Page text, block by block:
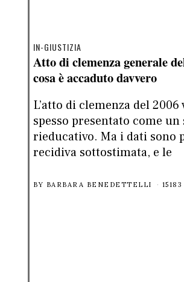
IN-GIUSTIZIA
Atto di clemenza generale
cosa è accaduto davvero
L’atto di clemenza del 2006
spesso presentato come un
rieducativo. Ma i dati sono
recidiva sottostimata, e le
BY BARBARA BENEDETTELLI